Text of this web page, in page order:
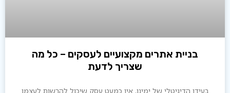
בניית אתרים מקצועיים לעסקים – כל מה
שצריך לדעת
הדיגיטלי של ימינו, אין כמעט עסק שיכול להרשות לעצמו